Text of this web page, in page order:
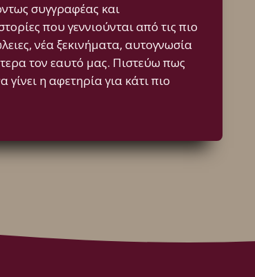
συγγραφέας και
που γεννιούνται από τις πιο
νέα ξεκινήματα, αυτογνωσία
τον εαυτό μας. Πιστεύω πως
η αφετηρία για κάτι πιο